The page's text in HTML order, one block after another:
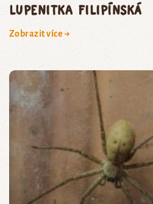
lupenitka filipínská
Zobrazit více →